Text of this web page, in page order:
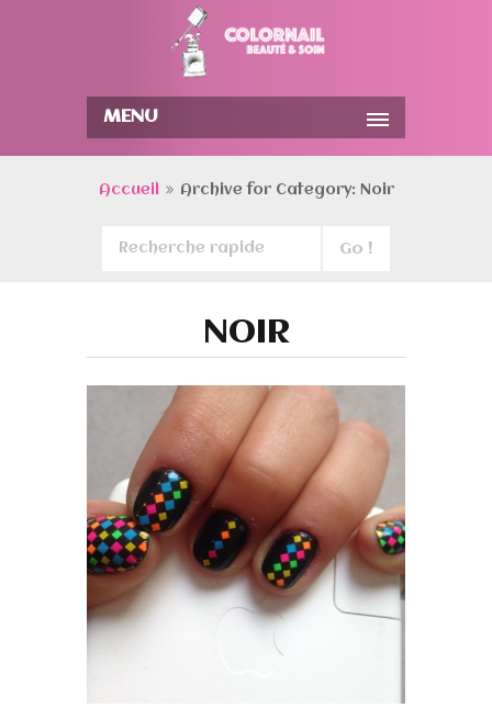
MENU
Accueil Archive for Category: Noir
NOIR